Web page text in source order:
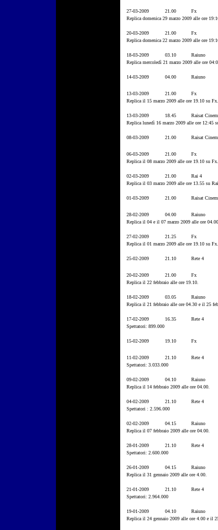
27-03-2009 21.00
Fx
Replica domenica 29 marzo 2009 alle ore
20-03-2009 21.00
Fx
Replica domenica 22 marzo 2009 alle ore
18-03-2009 03.10
Raiuno
Replica mercoledì 21 marzo 2009 alle ore
14-03-2009 04.00 Raiuno
13-03-2009 21.00
Fx
Replica il 15 marzo 2009 alle ore 19.10 su Fx.
13-03-2009 18.45
Raisat
Replica lunedì 16 marzo 2009 alle ore 12:45
08-03-2009 21.00 Raisat
06-03-2009 21.00
Fx
Replica il 08 marzo 2009 alle ore 19.10 su Fx.
02-03-2009 21.00
Rai 4
Replica il 03 marzo 2009 alle ore 13.55 su
01-03-2009 21.00 Raisat
28-02-2009 04.00
Raiuno
Replica il 04 e il 07 marzo 2009 alle ore
27-02-2009 21.25
Fx
Replica il 01 marzo 2009 alle ore 19.10 su Fx.
25-02-2009 21.10 Rete 4
20-02-2009 21.00
Fx
Replica il 22 febbraio alle ore 19.10.
18-02-2009 03.05
Raiuno
Replica il 21 febbraio alle ore 04.30 e il 25
17-02-2009 16.35
Rete 4
Spettatori: 899.000
15-02-2009 19.10 Fx
11-02-2009 21.10
Rete 4
Spettatori: 3.033.000
09-02-2009 04.10
Raiuno
Replica il 14 febbraio 2009 alle ore 04.00.
04-02-2009 21.10
Rete 4
Spettatori : 2.596.000
02-02-2009 04.15
Raiuno
Replica il 07 febbraio 2009 alle ore 04.00.
28-01-2009 21.10
Rete 4
Spettatori: 2.600.000
26-01-2009 04.15
Raiuno
Replica il 31 gennaio 2009 alle ore 4.00.
21-01-2009 21.10
Rete 4
Spettatori: 2.964.000
19-01-2009 04.10
Raiuno
Replica il 24 gennaio 2009 alle ore 4.00 e il